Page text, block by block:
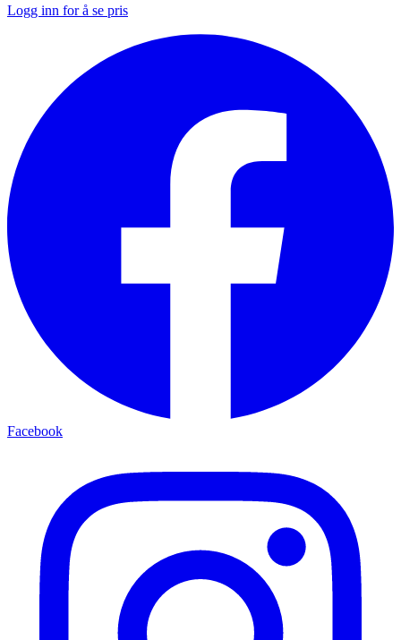
Logg inn for å se pris
Facebook